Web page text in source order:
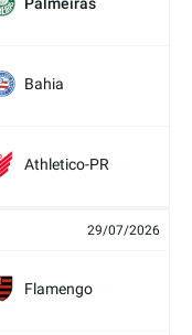
Palmeiras
Bahia
Athletico-PR
29/07/2026
Flamengo